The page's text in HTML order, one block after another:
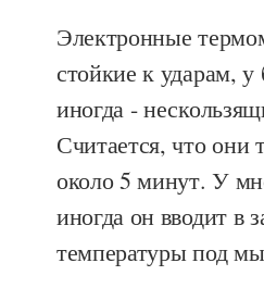
Электронные
стойкие к ударам,
иногда -
Считается, что они
около 5 минут. У
иногда он вводит в
температуры под